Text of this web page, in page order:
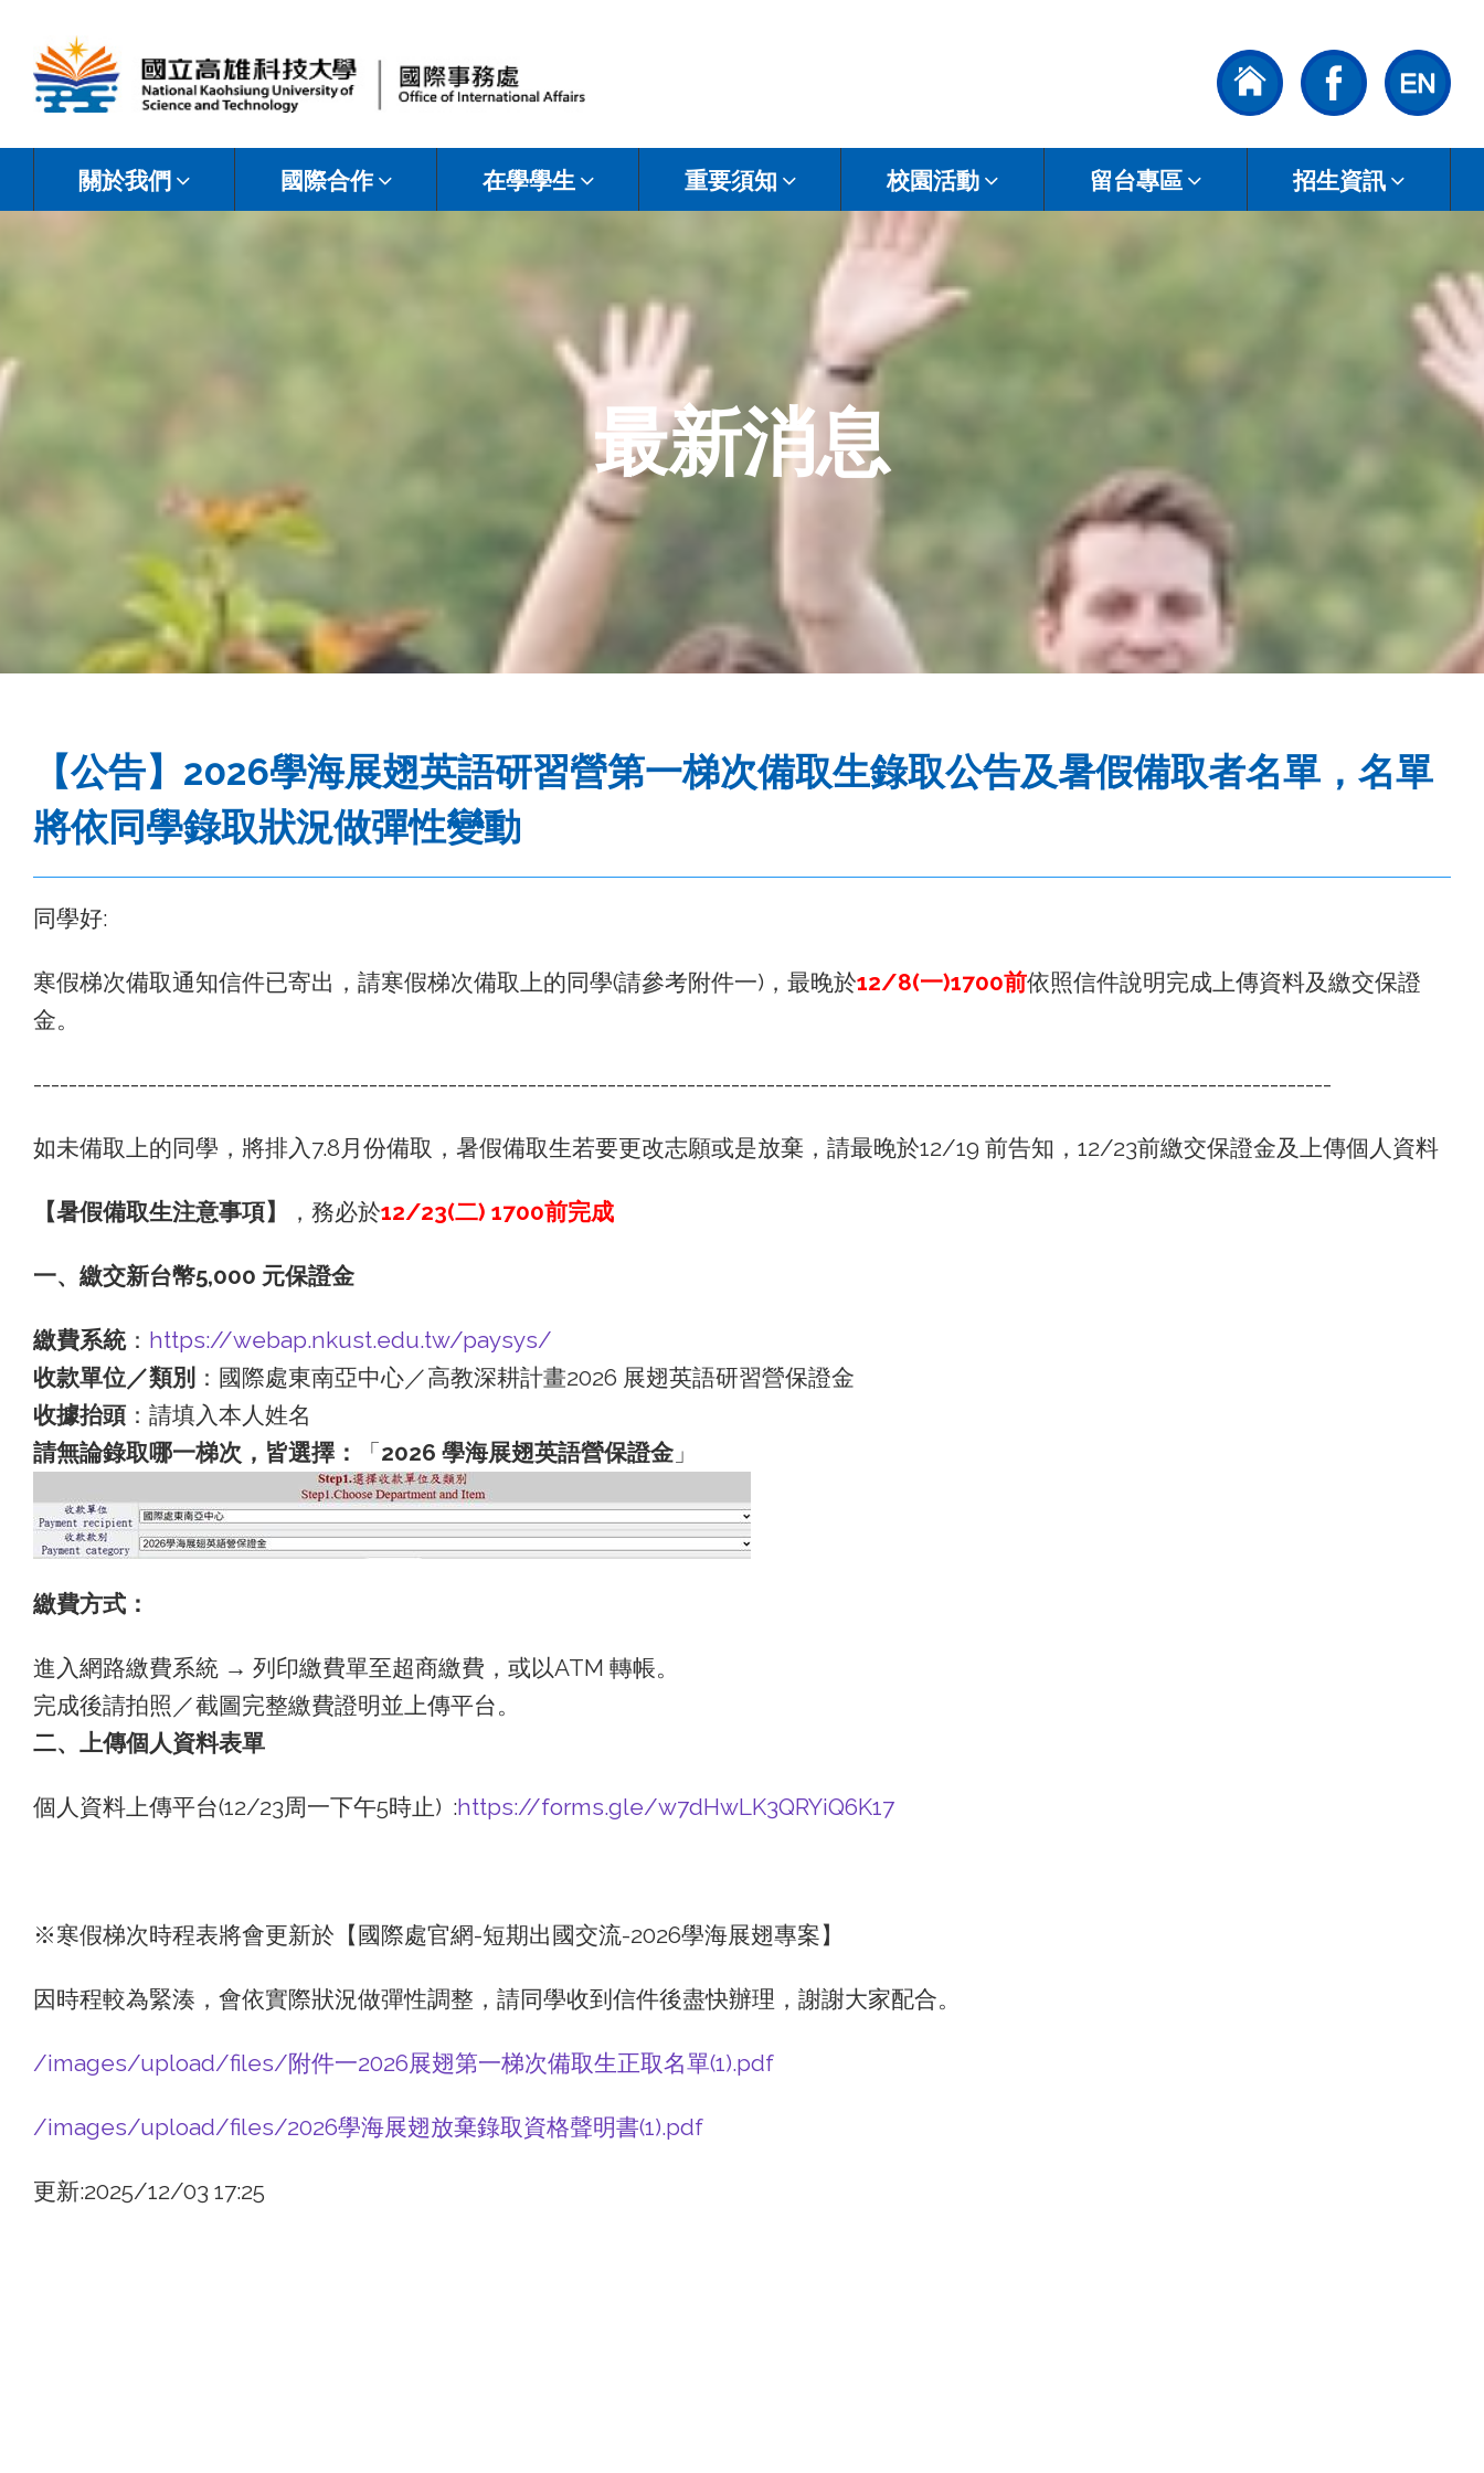
高
關於我們 國際合作 在學學生 重要須知 校園活動 留台專區 招生資訊
最新消息
【公告】2026學海展翅英語研習營第一梯次備取生錄取公告及暑假備取者名單，名單
將依同學錄取狀況做彈性變動
同學好:
寒假梯次備取通知信件已寄出，請寒假梯次備取上的同學(請參考附件一)，最晚於12/8(一)1700前依照信件說明完成上傳資料及繳交保證
金。
---------------------------------------------------------------------------------------------------------------------------------------------------
如未備取上的同學，將排入7.8月份備取，暑假備取生若要更改志願或是放棄，請最晚於12/19 前告知，12/23前繳交保證金及上傳個人資料
【暑假備取生注意事項】 ，務必於12/23(二) 1700前完成
一、繳交新台幣5,000 元保證金
繳費系統： https://webap.nkust.edu.tw/paysys/
收款單位／類別 ：國際處東南亞中心／高教深耕計畫2026 展翅英語研習營保證金
收據抬頭 ：請填入本人姓名
請無論錄取哪一梯次，皆選擇：
「2026 學海展翅英語營保證金 」
繳費方式：
進入網路繳費系統 → 列印繳費單至超商繳費，或以ATM 轉帳。
完成後請拍照／截圖完整繳費證明並上傳平台。
二、 上傳個人資料表單
個人資料上傳平台(12/23周一下午5時止) :https://forms.gle/w7dHwLK3QRYiQ6K17
※寒假梯次時程表將會更新於【國際處官網-短期出國交流-2026學海展翅專案】
因時程較為緊湊，會依實際狀況做彈性調整，請同學收到信件後盡快辦理，謝謝大家配合。
/images/upload/files/附件一2026展翅第一梯次備取生正取名單(1).pdf
/images/upload/files/2026學海展翅放棄錄取資格聲明書(1).pdf
更新:2025/12/03 17:25